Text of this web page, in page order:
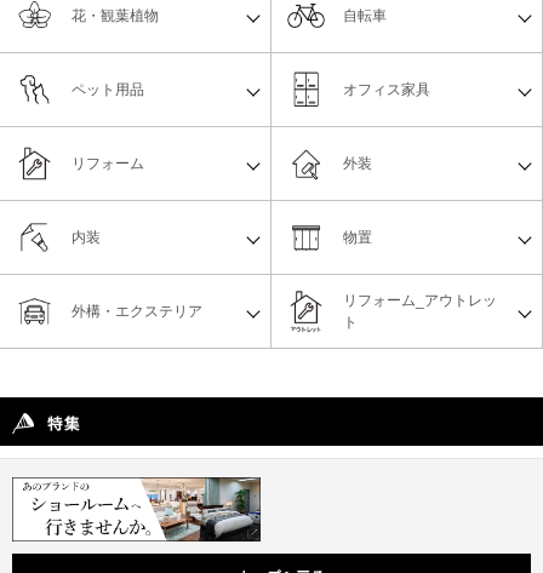
花・観葉植物 自転車
ペット用品 オフィス家具
リフォーム
リフォーム_アウトレッ
ト
物置
外構・エクステリア
外装
内装